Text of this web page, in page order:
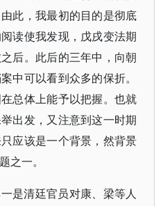
此，我最初的目的是彻底
读使我发现，戊戌变法期
后。此后的三年中，向朝
中可以看到众多的保折。
总体上能予以把握。也就
出发，又注意到这一时期
应该是一个背景，然背景
之一。
是清廷官员对康、梁等人